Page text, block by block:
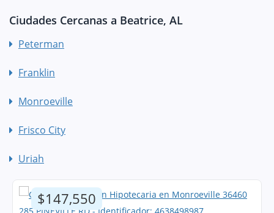
Ciudades Cercanas a Beatrice, AL
Peterman
Franklin
Monroeville
Frisco City
Uriah
$147,550